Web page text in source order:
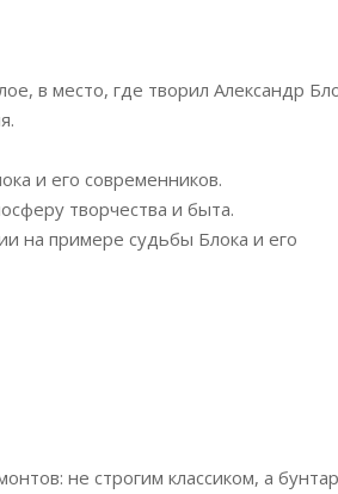
в место, где творил Александр
и его современников.
творчества и быта.
на примере судьбы Блока и его
не строгим классиком, а